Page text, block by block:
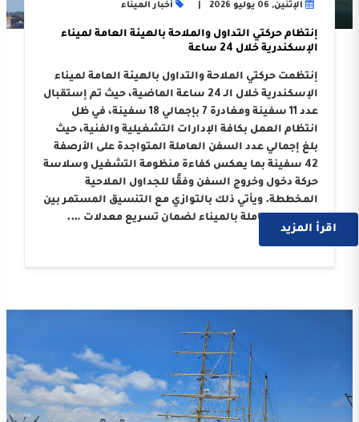
الإثنين, 06 يوليو 2026 أخبار الميناء
إنتظام حركتي التداول والملاحة بالهيئة العامة لميناء
الإسكندرية خلال 24 ساعة
إنتظمت حركتي الملاحة والتداول بالهيئة العامة لميناء
الإسكندرية خلال الـ 24 ساعة الماضية، حيث تم إستقبال
عدد 11 سفينة ومغادرة 7 بإجمالي 18 سفينة، في ظل
انتظام العمل بكافة الإدارات التشغيلية والفنية، حيث
بلغ إجمالي عدد السفن العاملة المتواجدة على الأرصفة
42 سفينة بما يعكس كفاءة منظومة التشغيل وسلاسة
حركة دخول وخروج السفن وفقًا للجداول الملاحية
المخططة. ويأتي ذلك بالتوازي مع التنسيق المستمر بين
الجهات العاملة بالميناء لضمان تسريع معدلات ….
اقرأ المزيد